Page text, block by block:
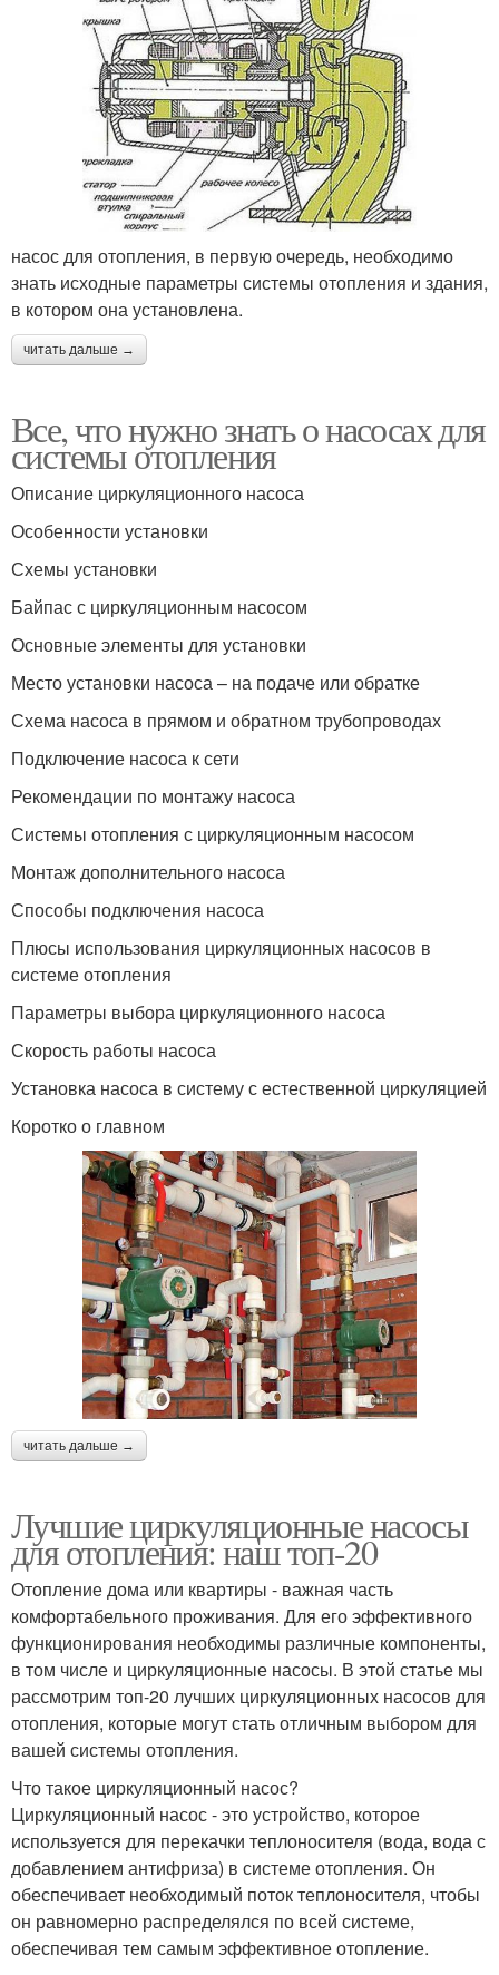
насос для отопления, в первую очередь, необходимо
знать исходные параметры системы отопления и здания,
в котором она установлена.
читать дальше →
Все, что нужно знать о насосах для
системы отопления
Описание циркуляционного насоса
Особенности установки
Схемы установки
Байпас с циркуляционным насосом
Основные элементы для установки
Место установки насоса – на подаче или обратке
Схема насоса в прямом и обратном трубопроводах
Подключение насоса к сети
Рекомендации по монтажу насоса
Системы отопления с циркуляционным насосом
Монтаж дополнительного насоса
Способы подключения насоса
Плюсы использования циркуляционных насосов в
системе отопления
Параметры выбора циркуляционного насоса
Скорость работы насоса
Установка насоса в систему с естественной циркуляцией
Коротко о главном
читать дальше →
Лучшие циркуляционные насосы
для отопления: наш топ-20
Отопление дома или квартиры - важная часть
комфортабельного проживания. Для его эффективного
функционирования необходимы различные компоненты,
в том числе и циркуляционные насосы. В этой статье мы
рассмотрим топ-20 лучших циркуляционных насосов для
отопления, которые могут стать отличным выбором для
вашей системы отопления.
Что такое циркуляционный насос?
Циркуляционный насос - это устройство, которое
используется для перекачки теплоносителя (вода, вода с
добавлением антифриза) в системе отопления. Он
обеспечивает необходимый поток теплоносителя, чтобы
он равномерно распределялся по всей системе,
обеспечивая тем самым эффективное отопление.